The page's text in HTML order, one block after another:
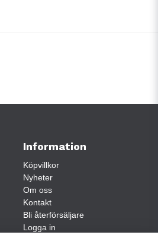
Information
Köpvillkor
Nyheter
Om oss
Kontakt
Bli återförsäljare
Logga in